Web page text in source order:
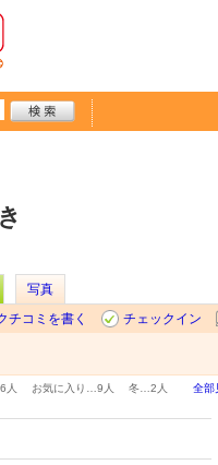
写真
チコミを書く
チェックイン
人 お気に入り… 9人 冬… 2人 全部